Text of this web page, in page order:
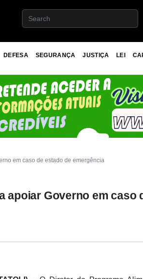
DEFESA SEGURANÇA JUSTIÇA LEI
em caso de estado de emergência
apoiar Governo em caso